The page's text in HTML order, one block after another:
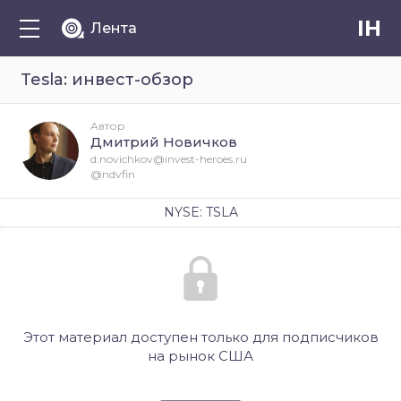
Лента IH
Tesla: инвест-обзор
Этот материал доступен только для подписчиков
на рынок США
Автор
Дмитрий Новичков
d.novichkov@invest-heroes.ru
@ndvfin
NYSE: TSLA